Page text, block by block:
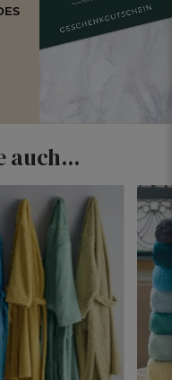
auch...